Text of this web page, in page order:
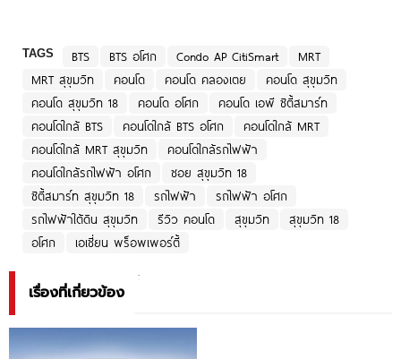
TAGS BTS BTS อโศก Condo AP CitiSmart
MRT
MRT สุขุมวิท
คอนโด คอนโด คลองเตย
คอนโด สุขุมวิท
คอนโด สุขุมวิท 18
คอนโด อโศก
คอนโด เอพี ซิตี้สมาร์ท
คอนโดใกล้ BTS
คอนโดใกล้ BTS อโศก
คอนโดใกล้ MRT
คอนโดใกล้ MRT สุขุมวิท
คอนโดใกล้รถไฟฟ้า
คอนโดใกล้รถไฟฟ้า อโศก
ซอย สุขุมวิท 18
ซิตี้สมาร์ท สุขุมวิท 18
รถไฟฟ้า
รถไฟฟ้า อโศก
รถไฟฟ้าใต้ดิน สุขุมวิท
รีวิว คอนโด สุขุมวิท
สุขุมวิท 18
อโศก
เอเชี่ยน พร็อพเพอร์ตี้
เรื่องที่เกี่ยวข้อง